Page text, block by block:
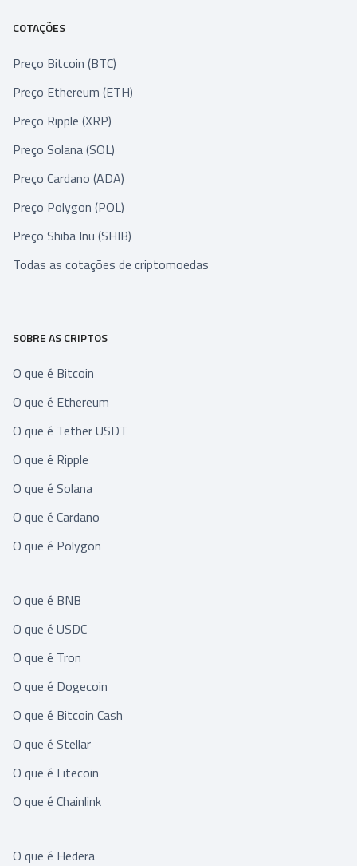
COTAÇÕES
Preço Bitcoin (BTC)
Preço Ethereum (ETH)
Preço Ripple (XRP)
Preço Solana (SOL)
Preço Cardano (ADA)
Preço Polygon (POL)
Preço Shiba Inu (SHIB)
Todas as cotações de criptomoedas
SOBRE AS CRIPTOS
O que é Bitcoin
O que é Ethereum
O que é Tether USDT
O que é Ripple
O que é Solana
O que é Cardano
O que é Polygon
O que é BNB
O que é USDC
O que é Tron
O que é Dogecoin
O que é Bitcoin Cash
O que é Stellar
O que é Litecoin
O que é Chainlink
O que é Hedera